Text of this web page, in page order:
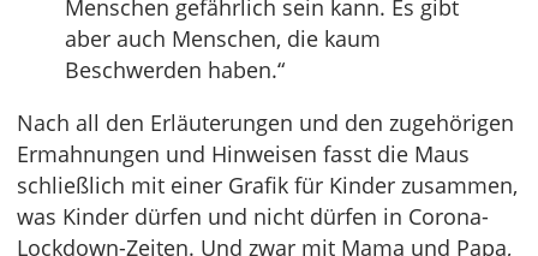
Menschen gefährlich sein kann. Es gibt
aber auch Menschen, die kaum
Beschwerden haben.“
Nach all den Erläuterungen und den zugehörigen
Ermahnungen und Hinweisen fasst die Maus
schließlich mit einer Grafik für Kinder zusammen,
was Kinder dürfen und nicht dürfen in Corona-
Lockdown-Zeiten. Und zwar mit Mama und Papa,